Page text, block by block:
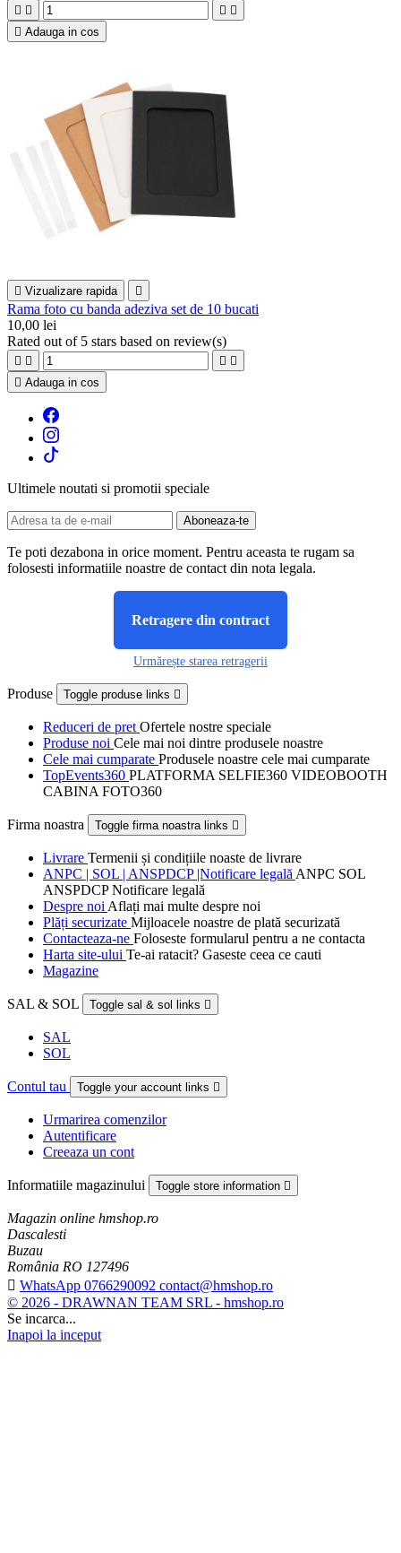
   
 Adauga in cos
 Vizualizare rapida 
Rama foto cu banda adeziva set de 10 bucati
10,00 lei
Rated out of 5 stars based on review(s)
   
 Adauga in cos
Ultimele noutati si promotii speciale
Te poti dezabona in orice moment. Pentru aceasta te rugam sa
folosesti informatiile noastre de contact din nota legala.
Retragere din contract
Urmărește starea retragerii
Produse Toggle produse links 
Reduceri de pret Ofertele nostre speciale
Produse noi Cele mai noi dintre produsele noastre
Cele mai cumparate Produsele noastre cele mai cumparate
TopEvents360 PLATFORMA SELFIE360 VIDEOBOOTH
CABINA FOTO360
Firma noastra Toggle firma noastra links 
Livrare Termenii și condițiile noaste de livrare
ANPC | SOL | ANSPDCP |Notificare legală ANPC SOL
ANSPDCP Notificare legală
Despre noi Aflați mai multe despre noi
Plăți securizate Mijloacele noastre de plată securizată
Contacteaza-ne Foloseste formularul pentru a ne contacta
Harta site-ului Te-ai ratacit? Gaseste ceea ce cauti
Magazine
SAL & SOL Toggle sal & sol links 
SAL
SOL
Contul tau Toggle your account links 
Urmarirea comenzilor
Autentificare
Creeaza un cont
Informatiile magazinului Toggle store information 
Magazin online hmshop.ro
Dascalesti
Buzau
România RO 127496
 WhatsApp 0766290092 contact@hmshop.ro
© 2026 - DRAWNAN TEAM SRL - hmshop.ro
Se incarca...
Inapoi la inceput